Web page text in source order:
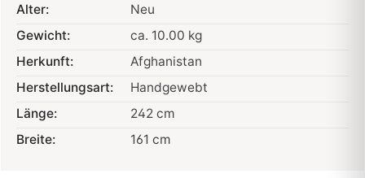
Alter:
Neu
Gewicht:
ca. 10.00 kg
Herkunft:
Afghanistan
Herstellungsart:
Handgewebt
Länge:
242 cm
Breite:
161 cm